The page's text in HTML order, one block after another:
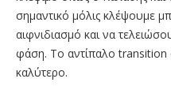
σημαντικό μόλις κλέψουμε
αιφνιδιασμό και να
φάση. Το αντίπαλο transition
καλύτερο.